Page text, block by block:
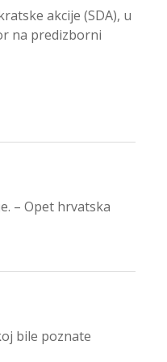
akcije (SDA), u
na predizborni
– Opet hrvatska
bile poznate